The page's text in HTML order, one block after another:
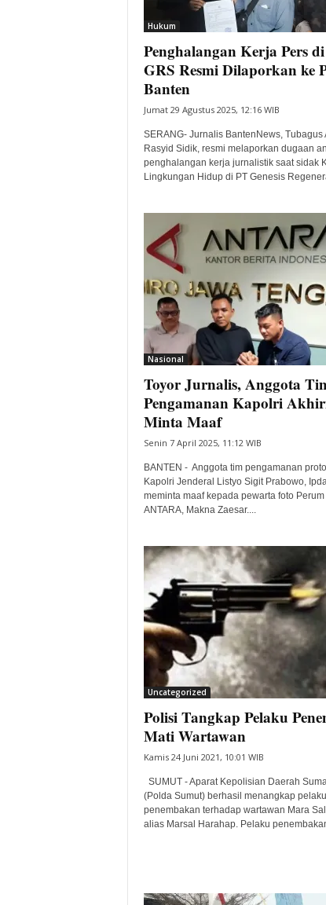
Hukum
Penghalangan Kerja Pers
GRS Resmi Dilaporkan ke
Banten
Jumat 29 Agustus 2025, 12:16 WIB
SERANG- Jurnalis BantenNews, Tubagus
Rasyid Sidik, resmi melaporkan dugaan
penghalangan kerja jurnalistik saat sidak
Lingkungan Hidup di PT Genesis
Nasional
Toyor Jurnalis, Anggota
Pengamanan Kapolri
Minta Maaf
Senin 7 April 2025, 11:12 WIB
BANTEN - Anggota tim pengamanan
Kapolri Jenderal Listyo Sigit Prabowo,
meminta maaf kepada pewarta foto Perum
ANTARA, Makna Zaesar....
Uncategorized
Polisi Tangkap Pelaku
Mati Wartawan
Kamis 24 Juni 2021, 10:01 WIB
SUMUT - Aparat Kepolisian Daerah
(Polda Sumut) berhasil menangkap pelaku
penembakan terhadap wartawan Mara
alias Marsal Harahap. Pelaku